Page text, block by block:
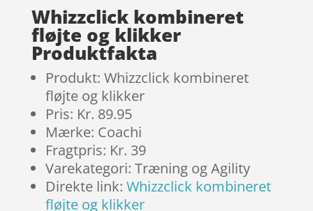
Whizzclick kombineret
fløjte og klikker
Produktfakta
Produkt: Whizzclick kombineret
fløjte og klikker
Pris: Kr. 89.95
Mærke: Coachi
Fragtpris: Kr. 39
Varekategori: Træning og Agility
Direkte link: Whizzclick kombineret
fløjte og klikker